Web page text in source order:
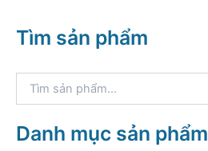
Tìm sản phẩm
k
iDanh mục sản phẩm